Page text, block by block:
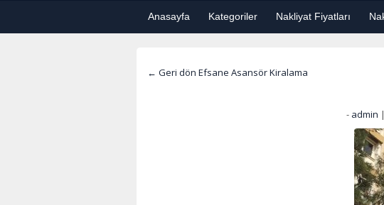
Anasayfa Kategoriler Nakliyat Fiyatları
← Geri dön Efsane Asansör Kiralama
- admin |